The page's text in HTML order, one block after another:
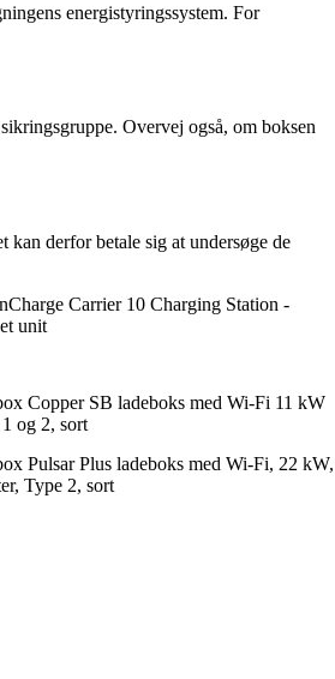
energistyringssystem. For
Overvej også, om boksen
derfor betale sig at undersøge de
Carrier 10 Charging Station -
unit
Copper SB ladeboks med Wi-Fi 11 kW
og 2, sort
Pulsar Plus ladeboks med Wi-Fi, 22 kW,
Type 2, sort